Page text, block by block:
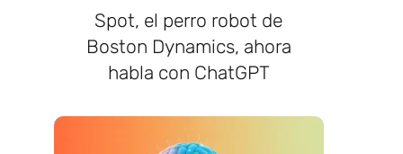
Spot, el perro robot de
Boston Dynamics, ahora
habla con ChatGPT